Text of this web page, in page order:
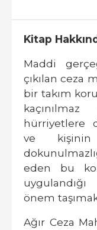
Kitap
Maddi
çıkılan ceza
bir takım
hürriyetlere
ve
eden bu
önem
Ağır Ceza